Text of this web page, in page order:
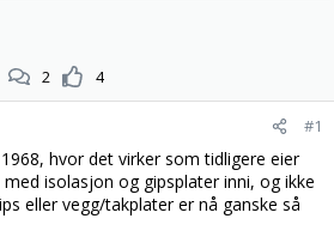
2 4
#1
hvor det virker som tidligere eier
isolasjon og gipsplater inni, og ikke
eller vegg/takplater er nå ganske så